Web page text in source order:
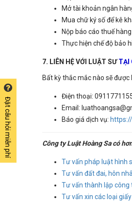
Mở tài khoản ngân
Mua chữ ký số để kê
Nộp báo cáo thuế
Thực hiện chế độ bảo
7. LIÊN HỆ VỚI LUẬT SƯTẠI
Bất kỳ thắc mắc nào sẽ
Điện thoại:
Email:
Báo giá dịch vụ:
Công ty Luật Hoàng Sa có
Tư vấn pháp luật hình
Tư vấn đất đai, hôn
Tư vấn thành lập công
Tư vấn xin các loại
Đặt câu hỏi miễn phí